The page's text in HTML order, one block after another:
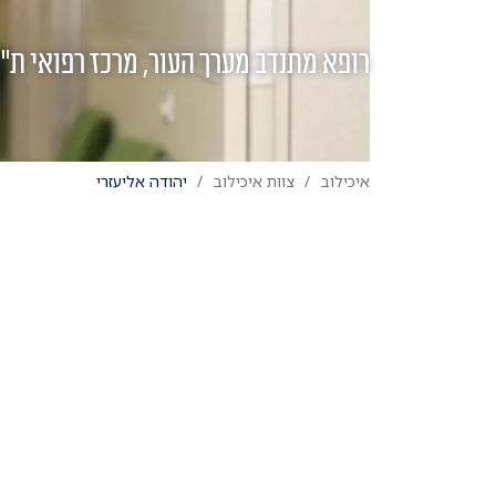
רופא מתנדב מערך העור, מרכז רפואי
איכילוב צוות איכילוב יהודה אליעזרי